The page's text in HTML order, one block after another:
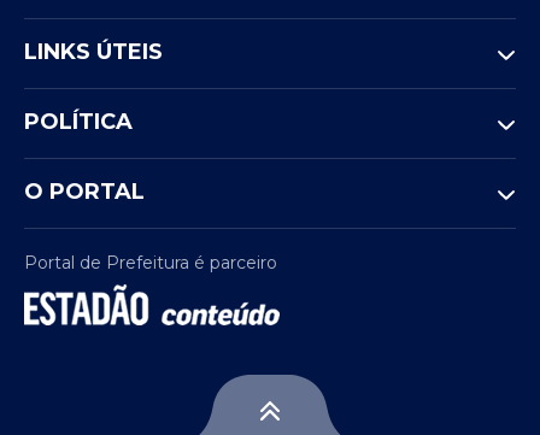
LINKS ÚTEIS
POLÍTICA
O PORTAL
Portal de Prefeitura é parceiro